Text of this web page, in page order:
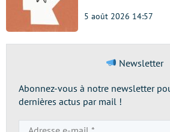
5 août 2026 14:57
Newsletter
Abonnez-vous à notre newsletter
dernières actus par mail !